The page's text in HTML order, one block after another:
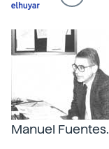
Manuel Fuentes.